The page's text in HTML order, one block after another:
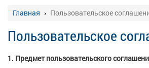
Главная Пользовательское
Пользовательское
1. Предмет пользовательского